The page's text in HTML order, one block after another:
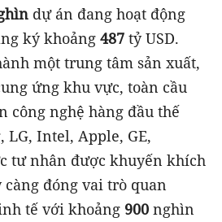
dự án đang hoạt động
ký khoảng 487 tỷ USD.
một trung tâm sản xuất,
ứng khu vực, toàn cầu
công nghệ hàng đầu thế
LG, Intel, Apple, GE,
tư nhân được khuyến khích
đóng vai trò quan
tế với khoảng 900 nghìn